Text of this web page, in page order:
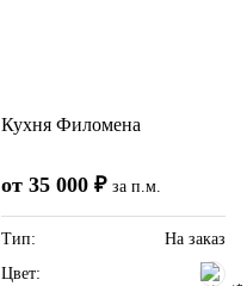
Кухня Филомена
от 35 000 ₽ за п.м.
Тип:
На заказ
Цвет: